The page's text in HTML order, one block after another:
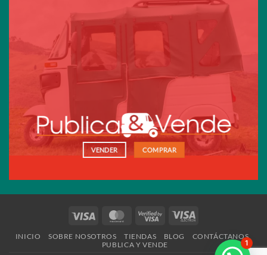
VENDER COMPRAR
Visa MasterCard
Visa
Visa
INICIO SOBRE NOSOTROS TIENDAS BLOG
CONTÁCTANOS
PUBLICA Y VENDE
1